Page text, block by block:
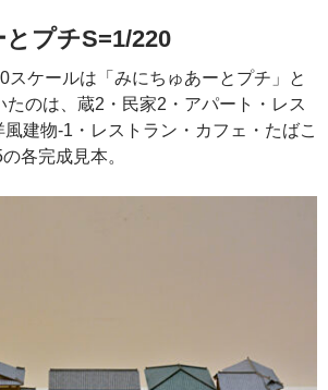
プチS=1/220
スケールは「みにちゅあーとプチ」と
たのは、蔵2・民家2・アパート・レス
風建物-1・レストラン・カフェ・たばこ
各完成見本。